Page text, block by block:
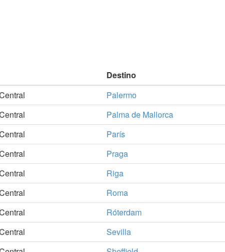
Destino
Palermo
Palma de Mallorca
París
Praga
Riga
Roma
Róterdam
Sevilla